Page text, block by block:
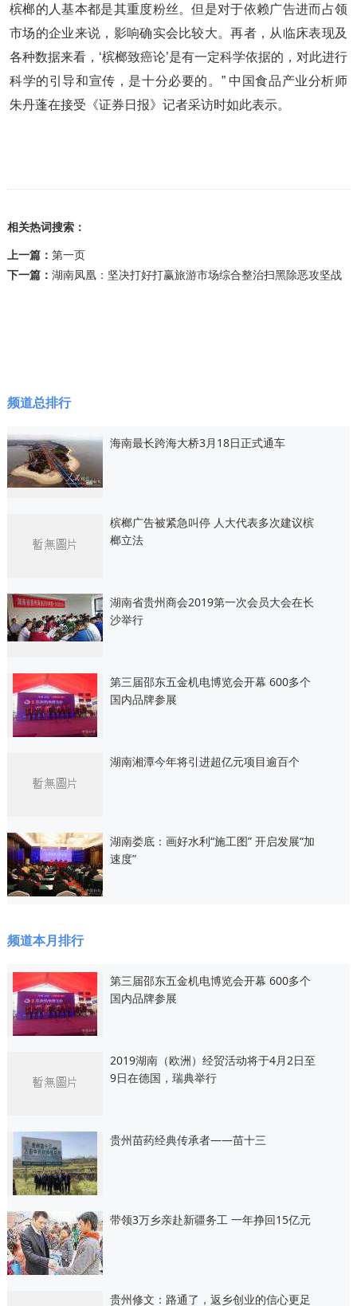
槟榔的人基本都是其重度粉丝。但是对于依赖广告进而占领
市场的企业来说，影响确实会比较大。再者，从临床表现及
各种数据来看，‘槟榔致癌论’是有一定科学依据的，对此进行
科学的引导和宣传，是十分必要的。” 中国食品产业分析师
朱丹蓬在接受《证券日报》记者采访时如此表示。
相关热词搜索：
上一篇： 第一页
下一篇： 湖南凤凰：坚决打好打赢旅游市场综合整治扫黑除恶攻坚战
频道总排行
海南最长跨海大桥3月18日正式通车
槟榔广告被紧急叫停 人大代表多次建议槟
榔立法
湖南省贵州商会2019第一次会员大会在长
沙举行
第三届邵东五金机电博览会开幕 600多个
国内品牌参展
湖南湘潭今年将引进超亿元项目逾百个
湖南娄底：画好水利“施工图” 开启发展“加
速度”
频道本月排行
第三届邵东五金机电博览会开幕 600多个
国内品牌参展
2019湖南（欧洲）经贸活动将于4月2日至
9日在德国，瑞典举行
贵州苗药经典传承者——苗十三
带领3万乡亲赴新疆务工 一年挣回15亿元
贵州修文：路通了，返乡创业的信心更足